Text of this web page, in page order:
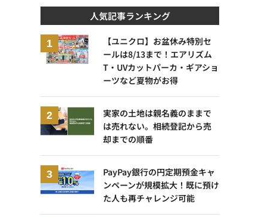
人気記事ランキング
【ユニクロ】お盆休み特別セ
ールは8/13まで！エアリズム
T・UVカットパーカ・ギアショ
ーツなど夏物がお得
実家の土地は親名義のままで
は売れない。相続登記から売
却までの順番
PayPay銀行の円定期預金キャ
ンペーンが規模拡大！既に預け
た人も再チャレンジ可能